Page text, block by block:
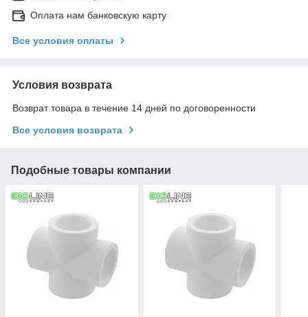
Оплата нам банковскую карту
Все условия оплаты
Условия возврата
Возврат товара в течение 14 дней по договоренности
Все условия возврата
Подобные товары компании